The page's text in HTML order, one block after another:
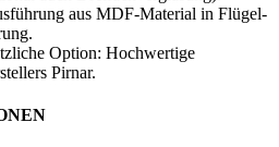
aus MDF-Material in Flügel-
Option: Hochwertige
Pirnar.